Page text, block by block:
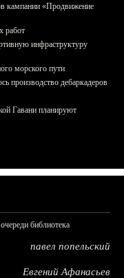
кампании «Продвижение
работ
инфраструктуру
морского пути
производство дебаркадеров
Гавани планируют
библиотека
павел попельский
Евгений Афанасьев